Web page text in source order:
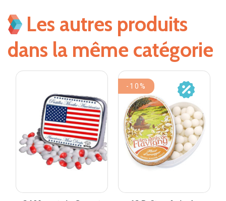
Les autres produits
dans la même catégorie
-10%